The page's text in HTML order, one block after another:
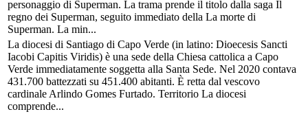
personaggio di Superman. La trama prende il titolo dalla saga Il
regno dei Superman, seguito immediato della La morte di
Superman. La min...
La diocesi di Santiago di Capo Verde (in latino: Dioecesis Sancti
Iacobi Capitis Viridis) è una sede della Chiesa cattolica a Capo
Verde immediatamente soggetta alla Santa Sede. Nel 2020 contava
431.700 battezzati su 451.400 abitanti. È retta dal vescovo
cardinale Arlindo Gomes Furtado. Territorio La diocesi
comprende...